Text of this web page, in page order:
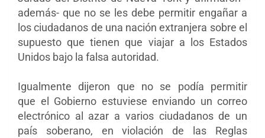
además- que no se les debe permitir engañar a
los ciudadanos de una nación extranjera sobre el
supuesto que tienen que viajar a los Estados
Unidos bajo la falsa autoridad.
Igualmente dijeron que no se podía permitir
que el Gobierno estuviese enviando un correo
electrónico al azar a varios ciudadanos de un
país soberano, en violación de las Reglas